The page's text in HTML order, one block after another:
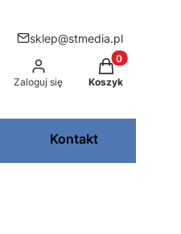
sklep@stmedia.pl
Zaloguj się
Produkty w
Koszyk
Kontakt